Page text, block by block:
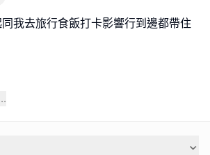
我去旅行食飯打卡影響行到邊都帶住